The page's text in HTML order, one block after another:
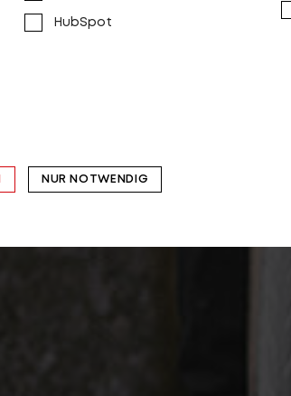
HubSpot
NUR NOTWENDIG